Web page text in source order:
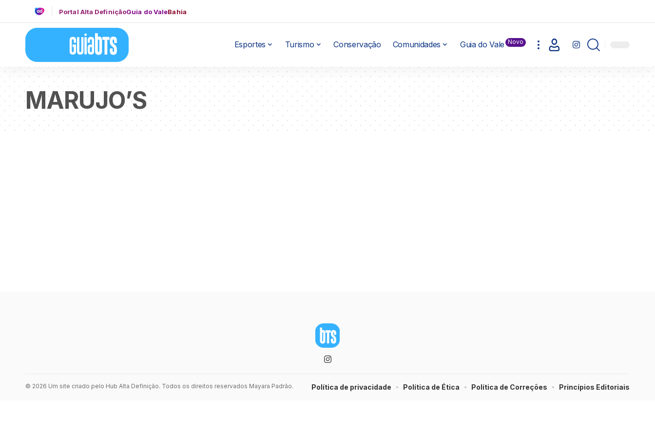
Portal Alta DefiniçãoGuia do ValeBahia
Esportes Turismo Conservação Comunidades Guia do Vale Novo
MARUJO’S
© 2026 Um site criado pelo Hub Alta Definição. Todos os direitos reservados Mayara Padrão. Política de privacidade Política de Ética Política de Correções Princípios Editoriais